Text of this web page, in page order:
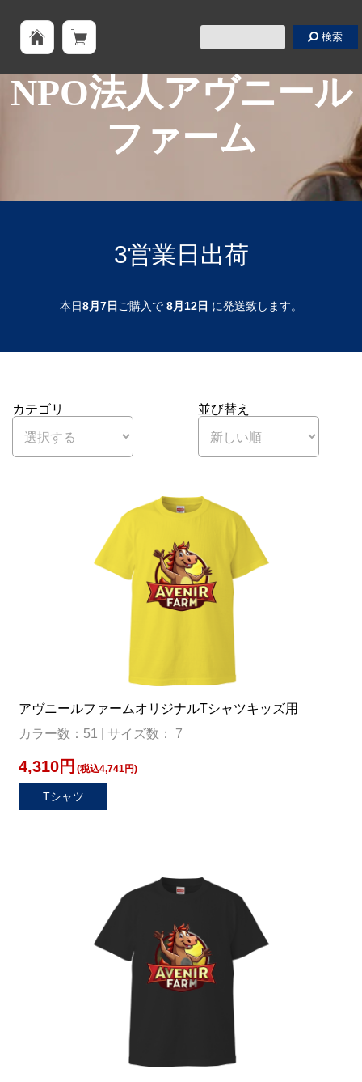
検索
NPO法人アヴニール
ファーム
3営業日出荷
本日8月7日 ご購入で 8月12日 に発送致します。
カテゴリ 並び替え
アヴニールファームオリジナルTシャツキッズ用
カラー数：51 | サイズ数： 7
4,310円 (税込4,741円)
Tシャツ